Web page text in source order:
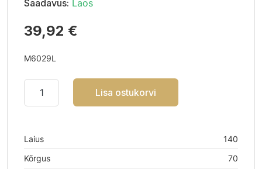
Saadavus: Laos
39,92 €
M6029L
Lisa ostukorvi
Laius
140
Kõrgus
70